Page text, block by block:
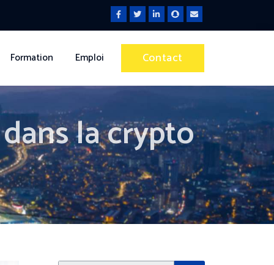
Formation Emploi Contact
la crypto